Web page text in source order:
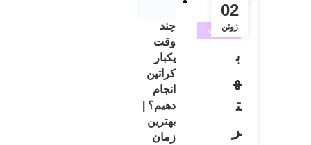
02
ژوئنخدمات
ب
ه
ت
ر
چند
وقت
یکبار
کراتین
انجام
دهیم؟ |
بهترین
زمان